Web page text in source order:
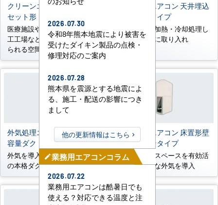
クリーンエリア用天井カ
セット形
医療施設や研究施設、食品加
工工場などの高い空室が求め
られる空間に
外気処理エアコン 天井埋込
形ダクトタイプ
新鮮外気を加熱・冷却処理し
て室内空間に取り入れ
外気処理エアコン 床置形大
容量ダクトタイプ
外気を導入したい大空間向け
の本格ダクト設計に対応
外気処理エアコン 床置形壁
ビルトインタイプ
壁内の柱間スペースを有効活
用し、新鮮な外気を導入
2026.07.30
令和8年熊本地震により被害を
受けたダイキン製品の点検・
修理対応のご案内
2026.07.28
熊本県を震源とする地震によ
る、施工・配送の影響につき
まして
他の更新情報はこちら
mode_edit業務用エアコンコラム
2026.07.22
業務用エアコンは酷暑日でも
使える？対応できる温度と注